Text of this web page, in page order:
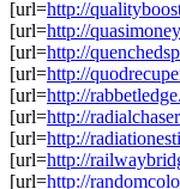
[url=http://
[url=http://
[url=http://
[url=http://
[url=http://
[url=http://
[url=http://
[url=http://
[url=http://